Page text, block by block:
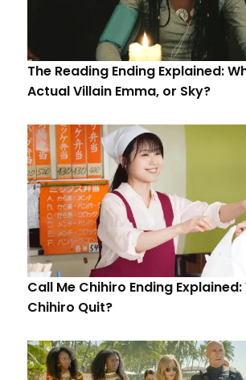
The Reading Ending Explained:
Actual Villain Emma, or Sky?
Call Me Chihiro Ending
Chihiro Quit?